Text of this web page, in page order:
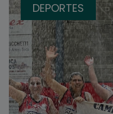
DEPORTES